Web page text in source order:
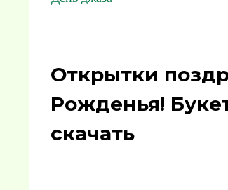
Открытки
Рожденья!
скачать